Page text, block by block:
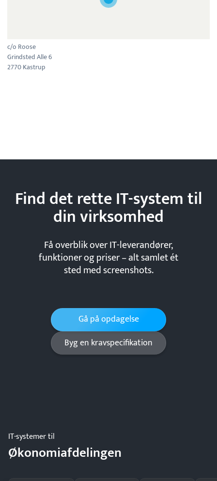
c/o Roose
Grindsted Alle 6
2770 Kastrup
Find det rette IT-system til
dinvirksomhed
Få overblik over IT-leverandører,
funktioner og priser – alt samlet ét
sted med screenshots.
Gå på opdagelse
Byg en kravspecifikation
IT-systemer til
Økonomiafdelingen